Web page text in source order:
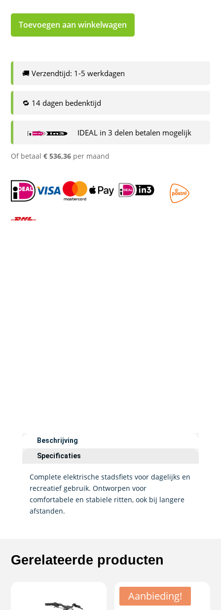
Toevoegen aan winkelwagen
🚚 Verzendtijd: 1-5 werkdagen
🔁 14 dagen bedenktijd
IDEAL in 3 delen betalen mogelijk
Of betaal€ 536,36 per maand
Beschrijving
Specificaties
Complete elektrische stadsfiets voor dagelijks en
recreatief gebruik. Ontworpen voor
comfortabele en stabiele ritten, ook bij langere
afstanden.
Gerelateerde producten
Aanbieding!